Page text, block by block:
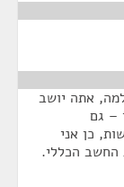
אתה יושב
– גם
כן אני
החשב הכללי.